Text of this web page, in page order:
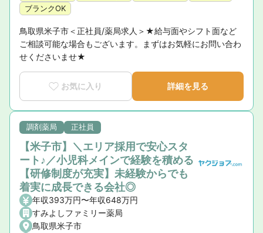
ブランクOK
鳥取県米子市＜正社員/薬局求人＞★給与面やシフト面など
ご相談可能な場合もございます。まずはお気軽にお問い合わ
せくださいませ★
お気に入り 詳細を見る
調剤薬局 正社員
【米子市】＼エリア採用で安心スタ
ート♪／小児科メインで経験を積める
【研修制度が充実】未経験からでも
着実に成長できる会社◎
年収393万円〜年収648万円
すみよしファミリー薬局
鳥取県米子市